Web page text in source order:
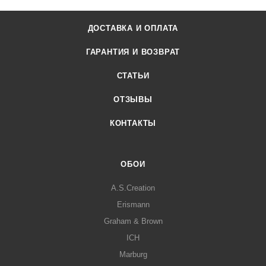
ДОСТАВКА И ОПЛАТА
ГАРАНТИЯ И ВОЗВРАТ
СТАТЬИ
ОТЗЫВЫ
КОНТАКТЫ
ОБОИ
A.S.Creation
Erismann
Graham & Brown
ICH
Marburg